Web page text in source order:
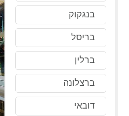
בנגקוק
בריסל
ברלין
ברצלונה
דובאי